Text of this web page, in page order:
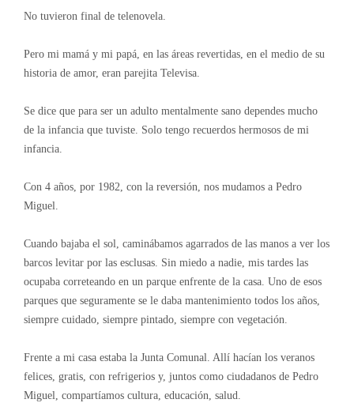
No tuvieron final de telenovela.
Pero mi mamá y mi papá, en las áreas revertidas, en el medio de su
historia de amor, eran parejita Televisa.
Se dice que para ser un adulto mentalmente sano dependes mucho
de la infancia que tuviste. Solo tengo recuerdos hermosos de mi
infancia.
Con 4 años, por 1982, con la reversión, nos mudamos a Pedro
Miguel.
Cuando bajaba el sol, caminábamos agarrados de las manos a ver los
barcos levitar por las esclusas. Sin miedo a nadie, mis tardes las
ocupaba correteando en un parque enfrente de la casa. Uno de esos
parques que seguramente se le daba mantenimiento todos los años,
siempre cuidado, siempre pintado, siempre con vegetación.
Frente a mi casa estaba la Junta Comunal. Allí hacían los veranos
felices, gratis, con refrigerios y, juntos como ciudadanos de Pedro
Miguel, compartíamos cultura, educación, salud.